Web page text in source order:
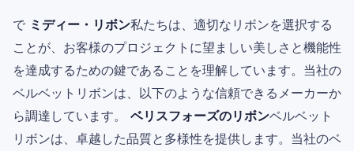
で ミディー・リボン私たちは、適切なリボンを選択する
ことが、お客様のプロジェクトに望ましい美しさと機能性
を達成するための鍵であることを理解しています。当社の
ベルベットリボンは、以下のような信頼できるメーカーか
ら調達しています。 ベリスフォーズのリボンベルベット
リボンは、卓越した品質と多様性を提供します。当社のベ